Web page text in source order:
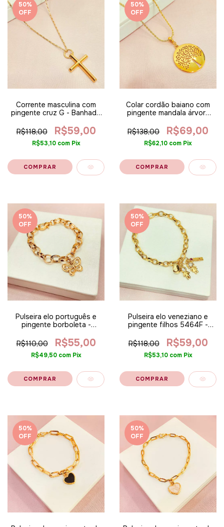
50%
OFF
Corrente masculina com
pingente cruz G - Banhado
R$118,00
R$59,00
R$53,10 com Pix
50%
OFF
Colar cordão baiano com
pingente mandala árvore
R$138,00
R$69,00
R$62,10 com Pix
50%
OFF
Pulseira elo português e
pingente borboleta -
R$110,00
R$55,00
R$49,50 com Pix
50%
OFF
Pulseira elo veneziano e
pingente filhos 5464F -
R$118,00
R$59,00
R$53,10 com Pix
50%
OFF
50%
OFF